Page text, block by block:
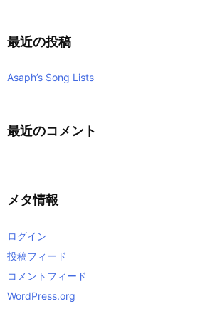
最近の投稿
Asaph’s Song Lists
最近のコメント
メタ情報
ログイン
投稿フィード
コメントフィード
WordPress.org